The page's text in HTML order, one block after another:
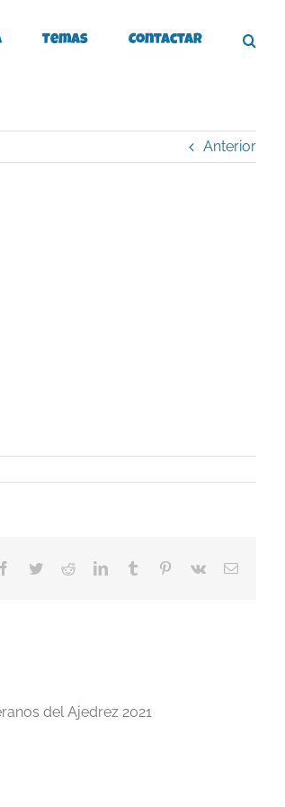
Temas Contactar
Anterior
Facebook
TwitterRedditLinkedInTumblr Pinterest
Vk
Correo
del Ajedrez 2021